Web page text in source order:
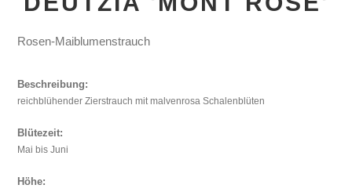
Rosen-Maiblumenstrauch
Beschreibung:
reichblühender Zierstrauch mit malvenrosa Schalenblüten
Blütezeit:
Mai bis Juni
Höhe: